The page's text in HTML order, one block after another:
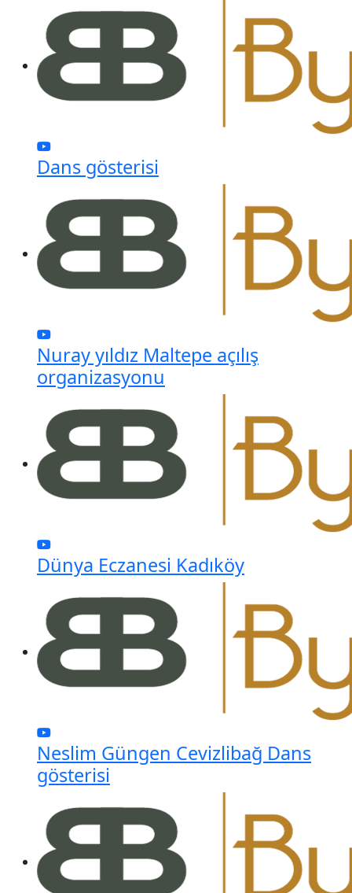
Dans gösterisi
Nuray yıldız Maltepe açılış
organizasyonu
Dünya Eczanesi Kadıköy
Neslim Güngen Cevizlibağ Dans
gösterisi